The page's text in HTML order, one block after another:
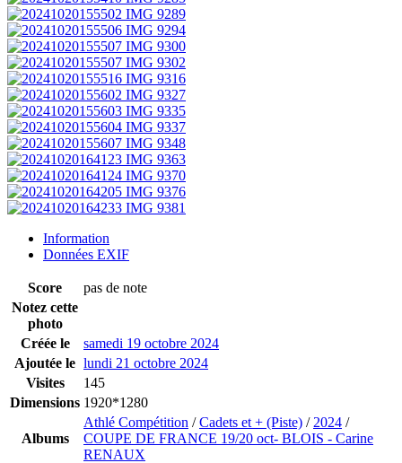
Information
Données EXIF
Score
pas de note
Notez cette
photo
Créée le
samedi 19 octobre 2024
Ajoutée le lundi 21 octobre 2024
Visites
145
Dimensions 1920*1280
Albums
Athlé Compétition /Cadets et + (Piste) / 2024 /
COUPE DE FRANCE 19/20 oct- BLOIS - Carine
RENAUX